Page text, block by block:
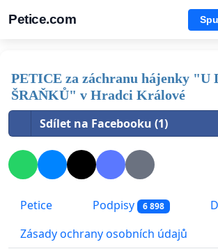
Petice.com
PETICE za záchranu hájenky "U
ŠRAŇKŮ" v Hradci Králové
Sdílet na Facebooku (1)
Petice Podpisy 6 898
Zásady ochrany osobních údajů